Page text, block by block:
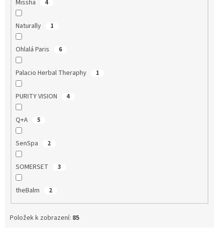
Missha 4
Naturally 1
Ohlalá Paris 6
Palacio Herbal Theraphy 1
PURITY VISION 4
Q+A 5
SenSpa 2
SOMERSET 3
theBalm 2
Položek k zobrazení: 85